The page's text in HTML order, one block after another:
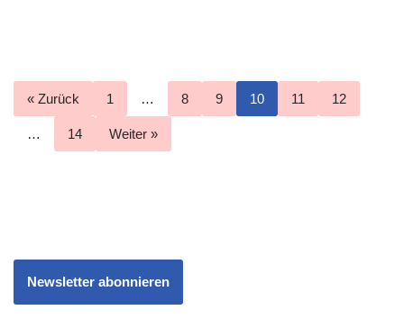
« Zurück 1 … 8 9 10 11 12
… 14 Weiter »
Newsletter abonnieren